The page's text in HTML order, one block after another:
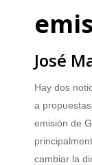
José
Hay dos
a
emisión de
cambiar la